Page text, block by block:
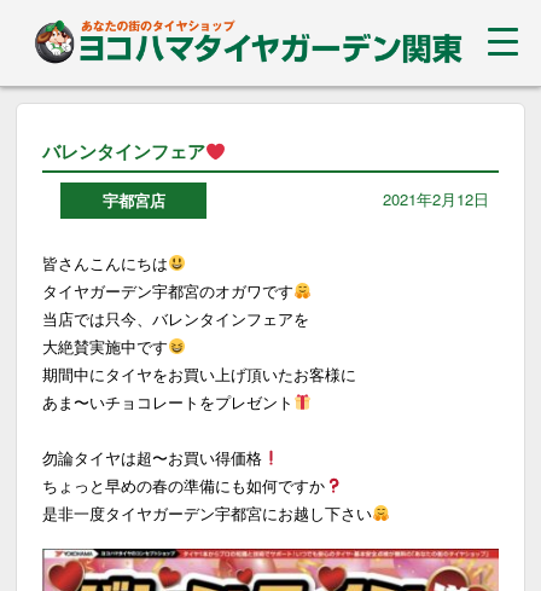
バレンタインフェア
宇都宮店 2021年2月12日
皆さんこんにちは
タイヤガーデン宇都宮のオガワです
当店では只今、バレンタインフェアを
大絶賛実施中です
期間中にタイヤをお買い上げ頂いたお客様に
あま〜いチョコレートをプレゼント
勿論タイヤは超〜お買い得価格
ちょっと早めの春の準備にも如何ですか
是非一度タイヤガーデン宇都宮にお越し下さい